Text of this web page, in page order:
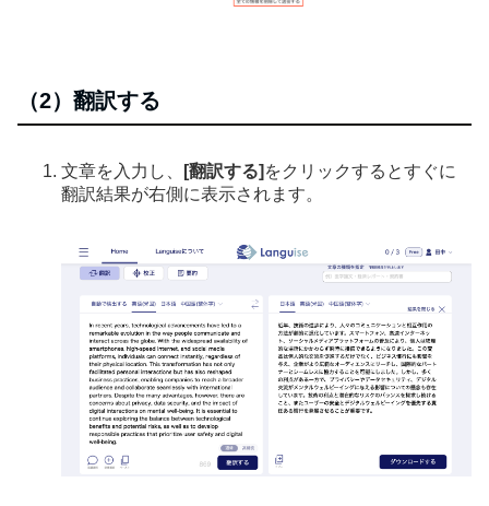
（2）翻訳する
文章を入力し、 [翻訳する] をクリックするとすぐに
翻訳結果が右側に表示されます。